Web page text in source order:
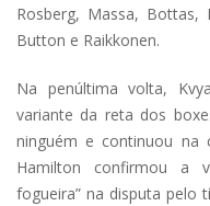
Rosberg, Massa, Bottas,
Button e Raikkonen.
Na penúltima volta,
variante da reta dos
ninguém e continuou na
Hamilton confirmou a
fogueira” na disputa pelo